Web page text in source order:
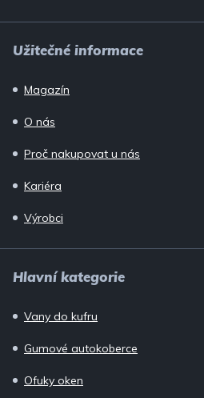
Užitečné informace
Magazín
O nás
Proč nakupovat u nás
Kariéra
Výrobci
Hlavní kategorie
Vany do kufru
Gumové autokoberce
Ofuky oken